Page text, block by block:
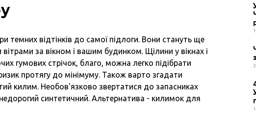
темних відтінків до самої підлоги. Вони стануть ще
за вікном і вашим будинком. Щілини у вікнах і
гумових стрічок, благо, можна легко підібрати
протягу до мінімуму. Також варто згадати
килим. Необов'язково звертатися до запасниках
синтетичний. Альтернатива - килимок для